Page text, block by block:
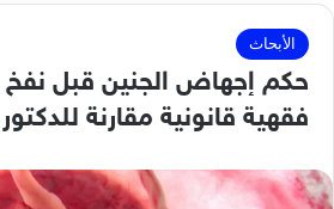
الأبحاث
حكم إجهاض الجنين قبل نفخ
فقهية قانونية مقارنة